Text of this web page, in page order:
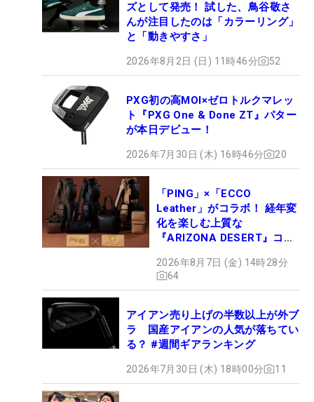
ズとして発売！ 試した、鳥谷敬さ
んが注目したのは「カラーリング」
と「動きやすさ」
2026年8月2日 (日) 11時46分 52
PXG初の高MOI×ゼロトルクマレッ
ト『PXG One & Done ZT』パター
が本日デビュー！
2026年7月30日 (木) 16時46分 20
「PING」×「ECCO
Leather」がコラボ！ 経年変
化を楽しむ上質な
『ARIZONA DESERT』コレ
ュー
2026年8月7日 (金) 14時28分
64
アイアン売り上げの半数以上が外ブ
ラ 国産アイアンの人気が落ちてい
る？ #週間ギアランキング
2026年7月30日 (木) 18時00分 11